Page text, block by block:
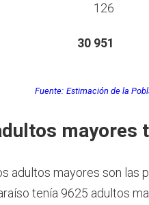
126
30 951
Fuente: Estimación de la
mayores
adultos mayores son las
tenía 9625 adultos